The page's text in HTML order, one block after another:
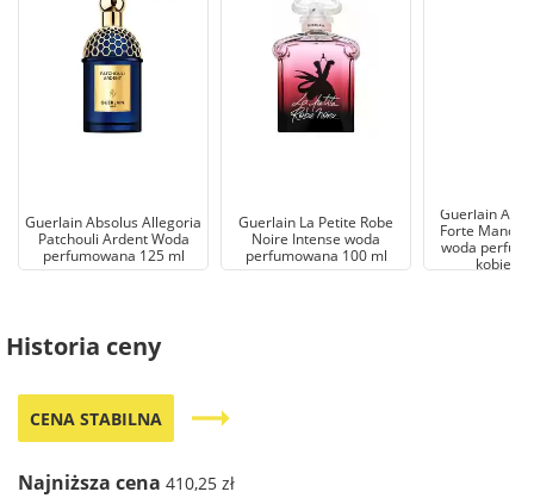
Guerlain Absolus Allegoria
Patchouli Ardent Woda
perfumowana 125 ml
Guerlain La Petite Robe
Noire Intense woda
perfumowana 100 ml
Guerlain
Forte
woda
kobiet
Historia ceny
CENA STABILNA trending_flat
Najniższa cena 410,25 zł